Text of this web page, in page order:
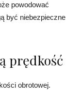
powodować
być niebezpieczne
prędkość
obrotowej.